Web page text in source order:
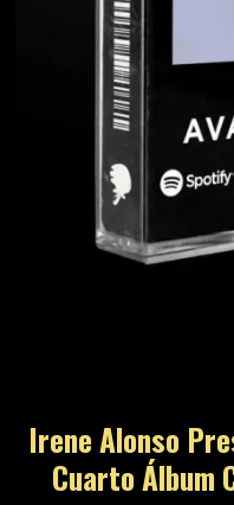
Irene Alonso
Cuarto Álbum